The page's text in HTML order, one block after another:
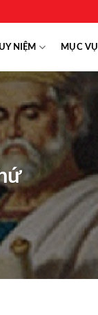
NIỆM MỤC VỤ